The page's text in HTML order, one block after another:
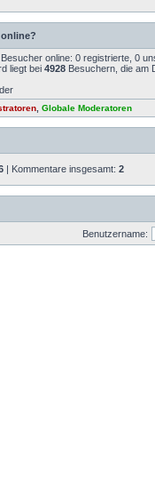
Besucher online: 0 registrierte, 0
liegt bei4928 Besuchern, die am
,Globale Moderatoren
| Kommentare insgesamt:2
Benutzername: